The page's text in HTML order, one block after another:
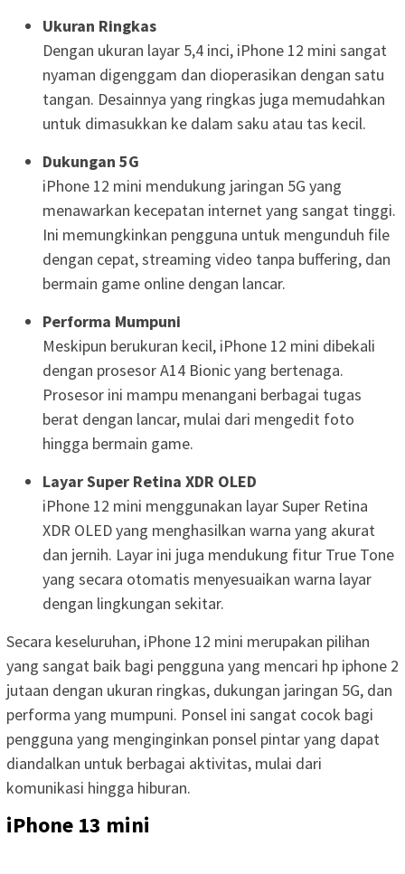
Ukuran Ringkas
Dengan ukuran layar 5,4 inci, iPhone 12 mini sangat
nyaman digenggam dan dioperasikan dengan satu
tangan. Desainnya yang ringkas juga memudahkan
untuk dimasukkan ke dalam saku atau tas kecil.
Dukungan 5G
iPhone 12 mini mendukung jaringan 5G yang
menawarkan kecepatan internet yang sangat tinggi.
Ini memungkinkan pengguna untuk mengunduh file
dengan cepat, streaming video tanpa buffering, dan
bermain game online dengan lancar.
Performa Mumpuni
Meskipun berukuran kecil, iPhone 12 mini dibekali
dengan prosesor A14 Bionic yang bertenaga.
Prosesor ini mampu menangani berbagai tugas
berat dengan lancar, mulai dari mengedit foto
hingga bermain game.
Layar Super Retina XDR OLED
iPhone 12 mini menggunakan layar Super Retina
XDR OLED yang menghasilkan warna yang akurat
dan jernih. Layar ini juga mendukung fitur True Tone
yang secara otomatis menyesuaikan warna layar
dengan lingkungan sekitar.
Secara keseluruhan, iPhone 12 mini merupakan pilihan
yang sangat baik bagi pengguna yang mencari hp iphone 2
jutaan dengan ukuran ringkas, dukungan jaringan 5G, dan
performa yang mumpuni. Ponsel ini sangat cocok bagi
pengguna yang menginginkan ponsel pintar yang dapat
diandalkan untuk berbagai aktivitas, mulai dari
komunikasi hingga hiburan.
iPhone 13 mini